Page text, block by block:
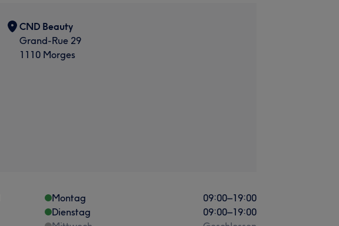
CND Beauty
Grand-Rue 29
1110 Morges
Montag 09:00–19:00
Dienstag
09:00–19:00